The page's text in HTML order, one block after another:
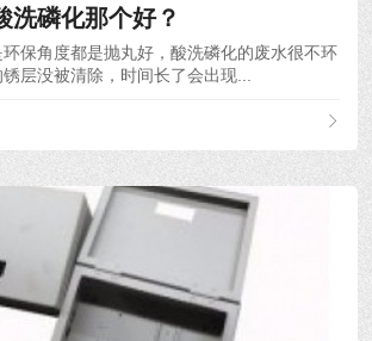
洗磷化那个好？
保角度都是抛丸好，酸洗磷化的废水很不环
层没被清除，时间长了会出现...